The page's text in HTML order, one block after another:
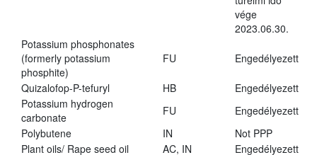
vége
2023.06.30.
Potassium phosphonates
(formerly potassium
phosphite)
FU Engedélyezett
Quizalofop-P-tefuryl HB
Engedélyezett
Potassium hydrogen
carbonate
FU
Engedélyezett
Polybutene
IN
Not PPP
Plant oils/ Rape seed oil
AC, IN
Engedélyezett